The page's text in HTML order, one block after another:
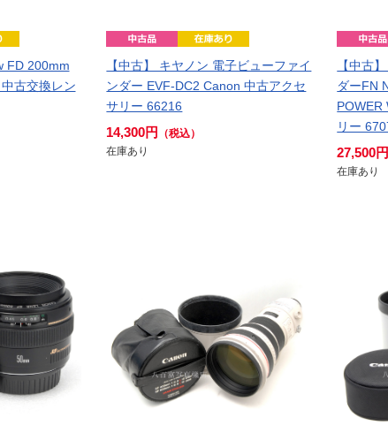
FD 200mm
古交換レン
【中古】 キヤノン 電子ビューファイ
ンダー EVF-DC2 Canon 中古アクセ
サリー 66216
14,300円
（税込）
在庫あり
【中古
ダーFN
POWER
リー
27,500円
在庫あり